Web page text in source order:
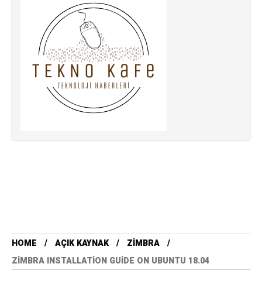
HOME AÇIK KAYNAK
ZIMBRA
ZIMBRA INSTALLATION GUIDE ON UBUNTU 18.04